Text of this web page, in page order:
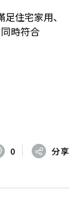
住宅家用、
時符合
0 分享